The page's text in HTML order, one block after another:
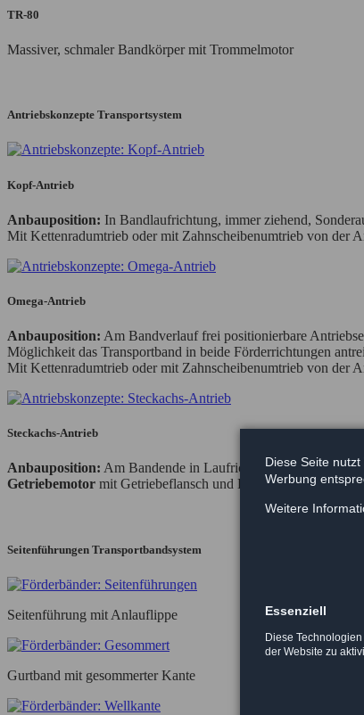
TR-80
Massiver, schmaler Bandkörper mit Trommelmotor
Antriebskonzepte Transportsystem
Kopf-Antrieb
Anbauposition: In Bandlaufrichtung, immer ziehend,
Mit Kettenradumtrieb oder mit Zahnscheibenumtrieb von der
Omega-Antrieb
Anbauposition: Am Bandverlauf frei positionierbare
Möglichkeit das Transportband in beide Förderrichtungen
Mit Kettenradumtrieb oder mit Zahnscheibenumtrieb von der
Steckachs-Antrieb
Anbauposition: Am Bandende in Laufrichtung immer
Getriebemotor mit Getriebeflansch und Klauenkupplung am
Seitenführungen Transportbandsystem
Seitenführung mit Anlauflippe
Gurtband mit gesommerter Kante
Diese Seite
Werbung
Weitere
Essenziell
Diese
der Website zu